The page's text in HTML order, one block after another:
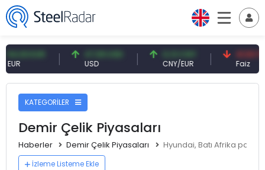
47,59 USD 0,13 CNY
CNY/EUR
41,53 TRY
KATEGORİLER
Demir Çelik Piyasaları
Haberler Demir Çelik Piyasaları Hyundai, Batı Afrika
İzleme Listeme Ekle